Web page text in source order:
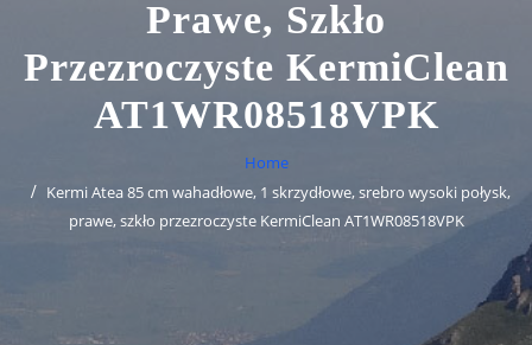
Prawe, Szkło
Przezroczyste KermiClean
AT1WR08518VPK
Home
Kermi Atea 85 cm wahadłowe, 1 skrzydłowe, srebro wysoki połysk,
prawe, szkło przezroczyste KermiClean AT1WR08518VPK